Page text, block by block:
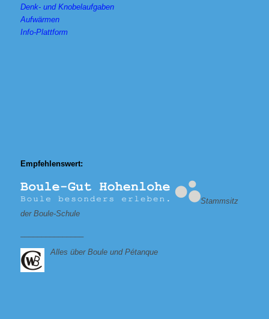
Denk- und Knobelaufgaben
Aufwärmen
Info-Plattform
Empfehlenswert:
Stammsitz
der Boule-Schule
Alles über Boule und Pétanque